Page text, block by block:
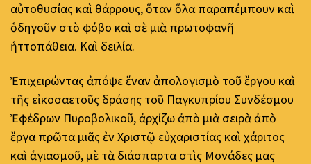
αὐτοθυσίας καὶ θάρρους, ὅταν ὅλα παραπέμπουν καὶ
ὁδηγοῦν στὸ φόβο καὶ σὲ μιὰ πρωτοφανῆ
ἡττοπάθεια. Καὶ δειλία.
Ἐπιχειρώντας ἀπόψε ἕναν ἀπολογισμὸ τοῦ ἔργου καὶ
τῆς εἰκοσαετοῦς δράσης τοῦ Παγκυπρίου Συνδέσμου
Ἐφέδρων Πυροβολικοῦ, ἀρχίζω ἀπὸ μιὰ σειρὰ ἀπὸ
ἔργα πρῶτα μιᾶς ἐν Χριστῷ εὐχαριστίας καὶ χάριτος
καὶ ἁγιασμοῦ, μὲ τὰ διάσπαρτα στὶς Μονάδες μας